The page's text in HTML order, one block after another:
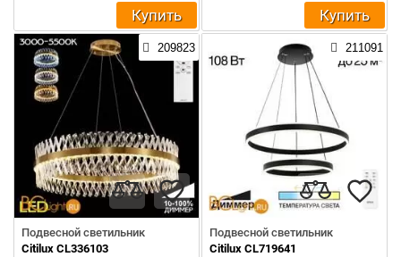
Купить Купить
209823
Подвесной светильник
Citilux CL336103
211091
Подвесной светильник
Citilux CL719641